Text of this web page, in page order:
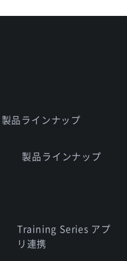
製品ラインナップ
製品ラインナップ
Training Series アプ
リ連携